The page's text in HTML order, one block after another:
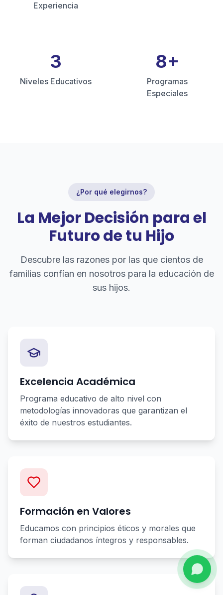
Experiencia
3
Niveles Educativos
8+
Programas
Especiales
¿Por qué elegirnos?
La Mejor Decisión para el
Futuro de tu Hijo
Descubre las razones por las que cientos de
familias confían en nosotros para la educación de
sus hijos.
Excelencia Académica
Programa educativo de alto nivel con
metodologías innovadoras que garantizan el
éxito de nuestros estudiantes.
Formación en Valores
Educamos con principios éticos y morales que
forman ciudadanos íntegros y responsables.